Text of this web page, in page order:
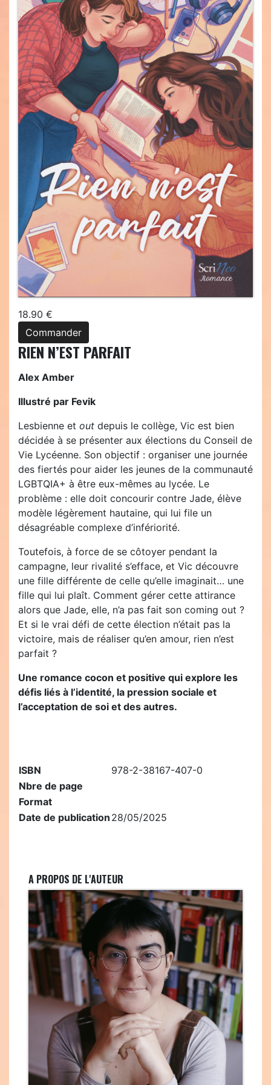
18.90 €
Commander
RIEN N’EST PARFAIT
Alex Amber
Illustré par Fevik
Lesbienne et out depuis le collège, Vic est bien
décidée à se présenter aux élections du Conseil de
Vie Lycéenne. Son objectif : organiser une journée
des fiertés pour aider les jeunes de la communauté
LGBTQIA+ à être eux-mêmes au lycée. Le
problème : elle doit concourir contre Jade, élève
modèle légèrement hautaine, qui lui file un
désagréable complexe d’infériorité.
Toutefois, à force de se côtoyer pendant la
campagne, leur rivalité s’efface, et Vic découvre
une fille différente de celle qu’elle imaginait… une
fille qui lui plaît. Comment gérer cette attirance
alors que Jade, elle, n’a pas fait son coming out ?
Et si le vrai défi de cette élection n’était pas la
victoire, mais de réaliser qu’en amour, rien n’est
parfait ?
Une romance cocon et positive qui explore les
défis liés à l’identité, la pression sociale et
l’acceptation de soi et des autres.
ISBN
978-2-38167-407-0
Nbre de page
Format
Date de publication 28/05/2025
A PROPOS DE L'AUTEUR